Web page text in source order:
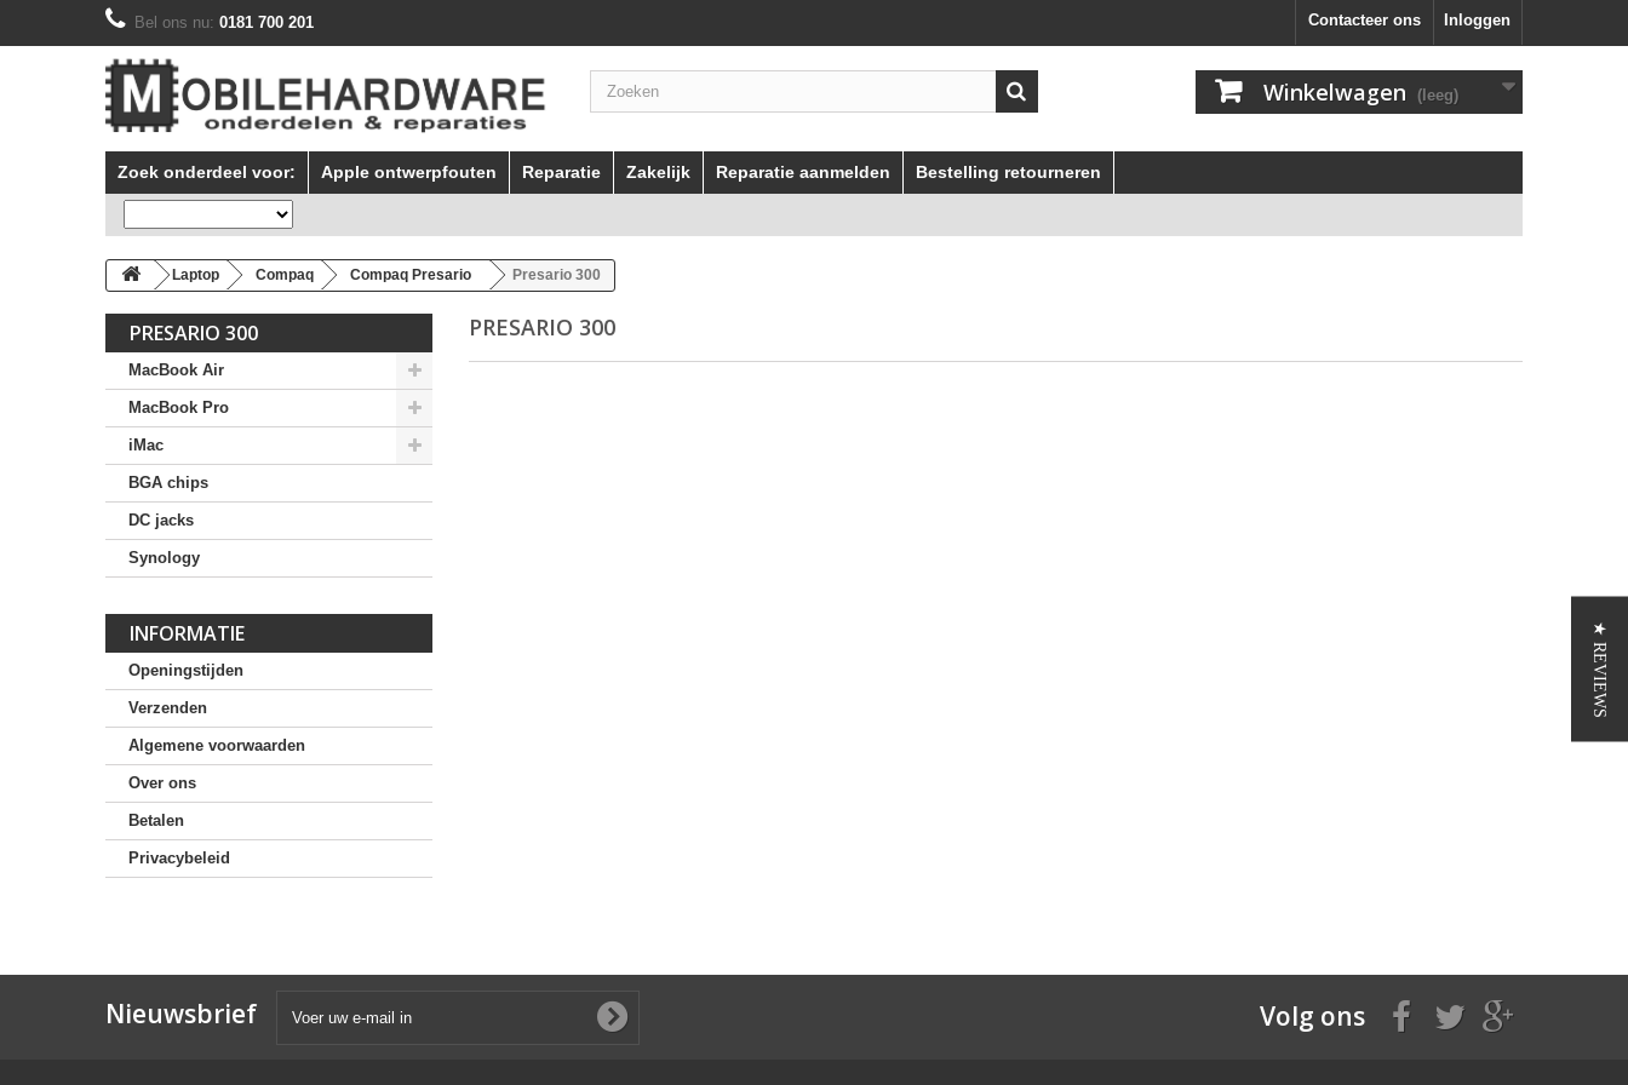
Inloggen
Contacteer ons
Bel ons nu: 0181 700 201
Winkelwagen (leeg)
Zoek onderdeel voor: Apple ontwerpfouten Reparatie Zakelijk Reparatie aanmelden Bestelling retourneren
Laptop Compaq Compaq Presario Presario 300
PRESARIO 300
MacBook Air
MacBook Pro
iMac
BGA chips
DC jacks
Synology
INFORMATIE
Openingstijden
Verzenden
Algemene voorwaarden
Over ons
Betalen
Privacybeleid
PRESARIO 300
Nieuwsbrief Volg ons
★ REVIEWS